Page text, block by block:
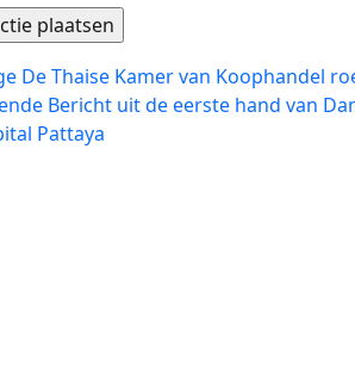
Vorig
bericht:
De Thaise Kamer van Koophandel
Volgend
bericht:
Bericht uit de eerste hand van
Pattaya